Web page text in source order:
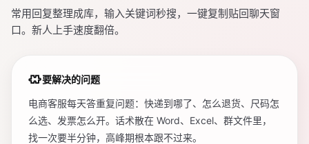
常用回复整理成库，输入关键词秒搜，一键复制贴回聊天窗
口。新人上手速度翻倍。
要解决的问题
电商客服每天答重复问题：快递到哪了、怎么退货、尺码怎
么选、发票怎么开。话术散在 Word、Excel、群文件里，
找一次要半分钟，高峰期根本跟不过来。